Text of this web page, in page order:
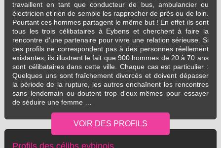
travaillent en tant que conducteur de bus, ambulancier ou
électricien et rien de semble les rapprocher de près ou de loin.
Pourtant ces hommes partagent le même but ! En effet ils sont
tous les trois célibataires à Eybens et cherchent à faire la
rencontre d'une partenaire pour vivre une relation sérieuse. Si
ces profils ne correspondent pas à des personnes réellement
existantes, ils illustrent le fait que 900 hommes de 20 à 70 ans
sont célibataires dans cette ville. Chaque cas est particulier :
Quelques uns sont fraîchement divorcés et doivent dépasser
la période de la rupture, les autres enchaînent les rencontres
sans lendemain ou doutent trop d'eux-mêmes pour essayer
de séduire une femme …
Profils des célibs eybinois